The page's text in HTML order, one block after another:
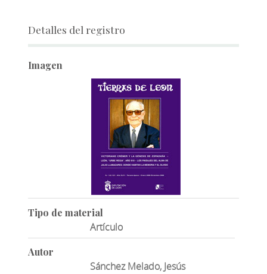
Detalles del registro
Imagen
Tipo de material
Artículo
Autor
Sánchez Melado, Jesús